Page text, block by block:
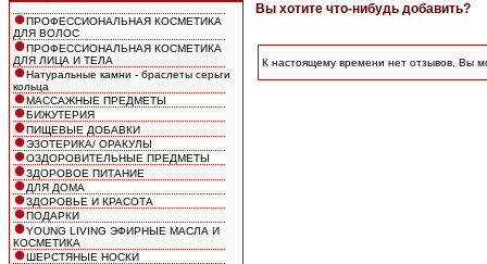
ПРОФЕССИОНАЛЬНАЯ КОСМЕТИКА
ДЛЯ ВОЛОС
ПРОФЕССИОНАЛЬНАЯ КОСМЕТИКА
ДЛЯ ЛИЦА И ТЕЛА
Натуральные камни - браслеты серьги
кольца
МАССАЖНЫЕ ПРЕДМЕТЫ
БИЖУТЕРИЯ
ПИЩЕВЫЕ ДОБАВКИ
ЭЗОТЕРИКА/ ОРАКУЛЫ
ОЗДОРОВИТЕЛЬНЫЕ ПРЕДМЕТЫ
ЗДОРОВОЕ ПИТАНИЕ
ДЛЯ ДОМА
ЗДОРОВЬЕ И КРАСОТА
ПОДАРКИ
YOUNG LIVING ЭФИРНЫЕ МАСЛА И
КОСМЕТИКА
ШЕРСТЯНЫЕ НОСКИ
Вы хотите что-нибудь добавить?
К настоящему времени нет отзывов, Вы